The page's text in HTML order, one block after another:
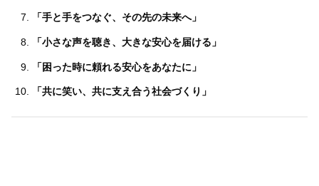
「手と手をつなぐ、その先の未来へ」
「小さな声を聴き、大きな安心を届ける」
「困った時に頼れる安心をあなたに」
「共に笑い、共に支え合う社会づくり」